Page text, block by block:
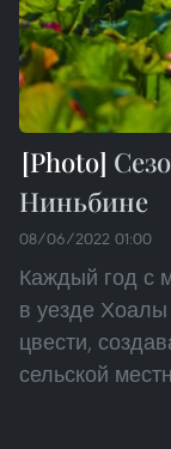
Ниньбине
08/06/2022 01:00
Каждый год с
в уезде
цвести,
сельской